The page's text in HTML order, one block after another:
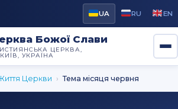
UA RU EN
Божої Слави
ЦЕРКВА,
УКРАЇНА
Церкви › Тема місяця червня